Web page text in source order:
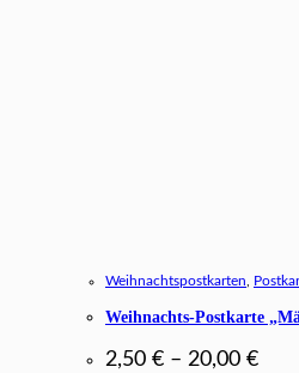
Weihnachtspostkarten
Weihnachts-Postkarte
2,50 € – 20,00 €